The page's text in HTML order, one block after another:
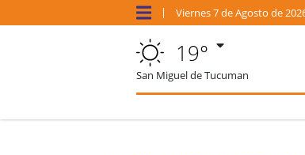
Viernes7 deAgosto de
19°
San Miguel de Tucuman